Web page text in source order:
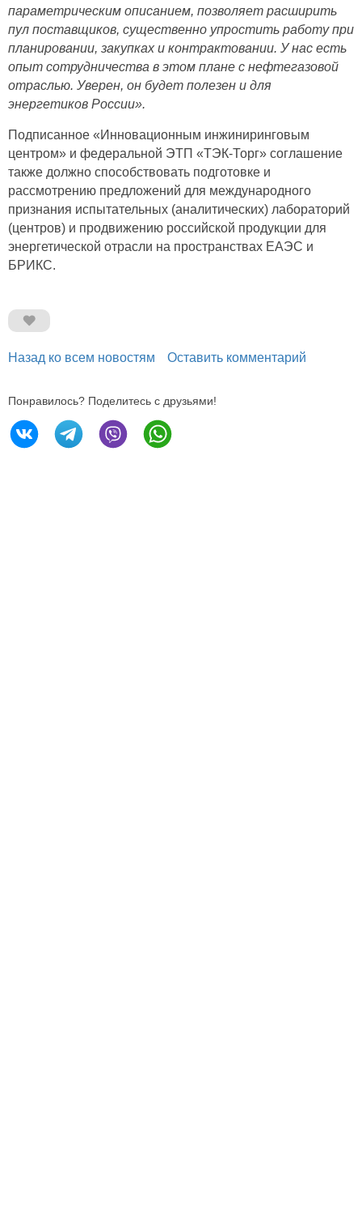
параметрическим описанием, позволяет расширить
пул поставщиков, существенно упростить работу при
планировании, закупках и контрактовании. У нас есть
опыт сотрудничества в этом плане с нефтегазовой
отраслью. Уверен, он будет полезен и для
энергетиков России».
Подписанное «Инновационным инжиниринговым
центром» и федеральной ЭТП «ТЭК-Торг» соглашение
также должно способствовать подготовке и
рассмотрению предложений для международного
признания испытательных (аналитических) лабораторий
(центров) и продвижению российской продукции для
энергетической отрасли на пространствах ЕАЭС и
БРИКС.
Назад ко всем новостям Оставить комментарий
Понравилось? Поделитесь с друзьями!